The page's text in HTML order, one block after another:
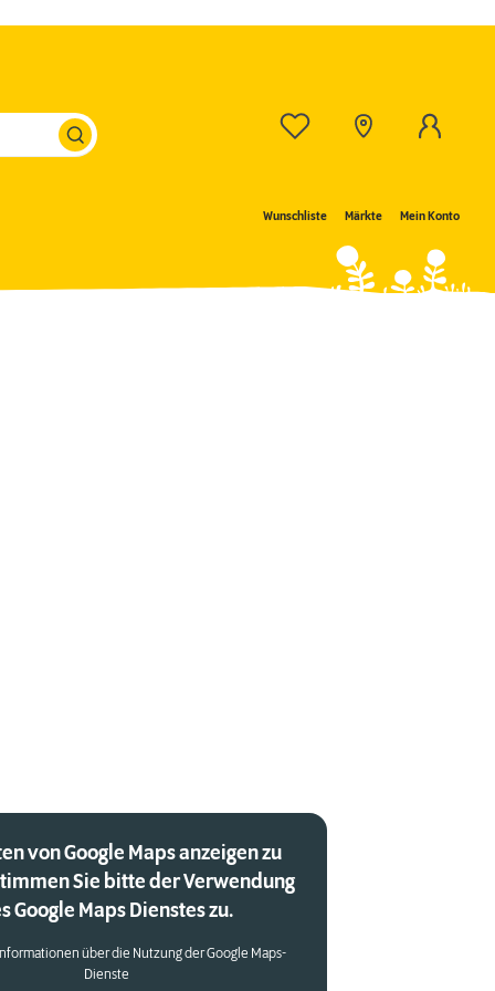
Wunschliste Märkte Mein Konto
von Google Maps anzeigen zu
Sie bitte der Verwendung
Google Maps Dienstes zu.
über die Nutzung der Google Maps-
Dienste